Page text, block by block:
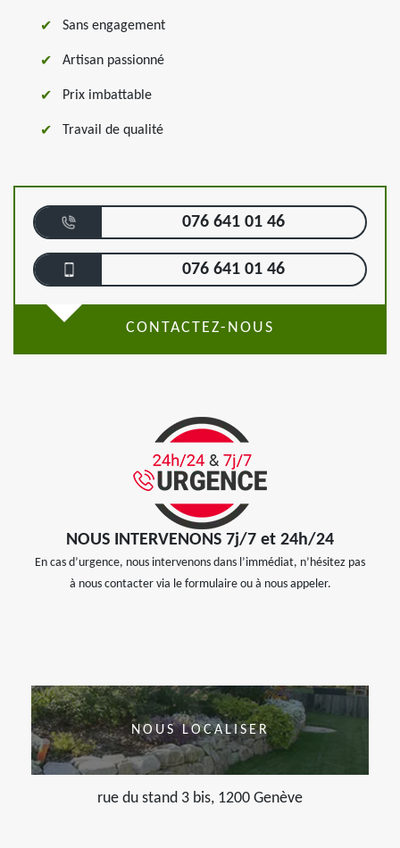
Sans engagement
Artisan passionné
Prix imbattable
Travail de qualité
076 641 01 46
076 641 01 46
CONTACTEZ-NOUS
NOUS INTERVENONS 7j/7 et 24h/24
En cas d’urgence, nous intervenons dans l’immédiat, n’hésitez pas
à nous contacter via le formulaire ou à nous appeler.
NOUS LOCALISER
rue du stand 3 bis, 1200 Genève